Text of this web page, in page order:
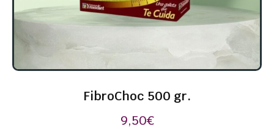
FibroChoc 500 gr.
9,50€